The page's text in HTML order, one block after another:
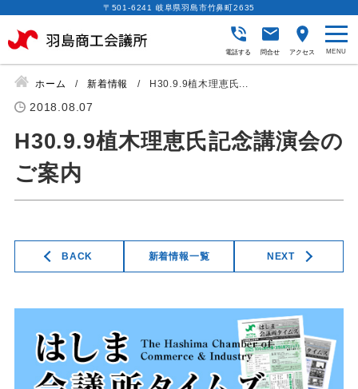
〒501-6241 岐阜県羽島市竹鼻町2635
電話する 問合せ アクセス
ホーム 新着情報 H30.9.9植木理恵氏...
2018.08.07
H30.9.9植木理恵氏記念講演会の
ご案内
BACK NEXT
新着情報一覧